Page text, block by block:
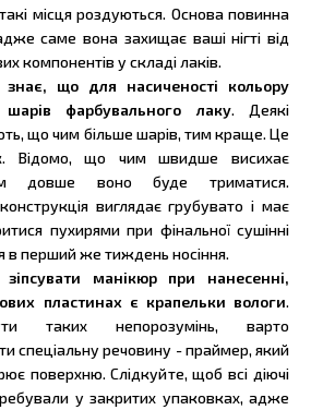
місця роздуються. Основа повинна
саме вона захищає ваші нігті від
компонентів у складі лаків.
що для насиченості кольору
фарбувального лаку. Деякі
що чим більше шарів, тим краще. Це
Відомо, що чим швидше висихає
довше воно буде триматися.
виглядає грубувато і має
пухирями при фінальної сушінні
в перший же тиждень носіння.
манікюр при нанесенні,
пластинах є крапельки вологи.
таких непорозумінь, варто
спеціальну речовину - праймер, який
поверхню. Слідкуйте, щоб всі діючі
у закритих упаковках, адже